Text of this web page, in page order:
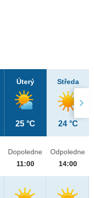
Úterý
25 °C
Středa
24 °C
Dopoledne
11:00
Odpoledne
14:00